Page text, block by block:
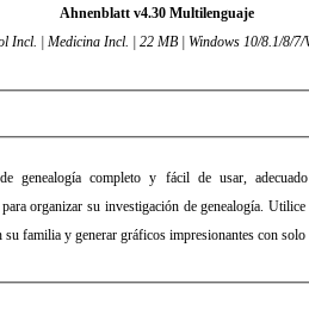
Ahnenblatt v4.30 Multilenguaje
Incl. | Medicina Incl. | 22 MB | Windows 10/8.1/8/7/
genealogía completo y fácil de usar,
para organizar su investigación de genealogía.
su familia y generar gráficos impresionantes con